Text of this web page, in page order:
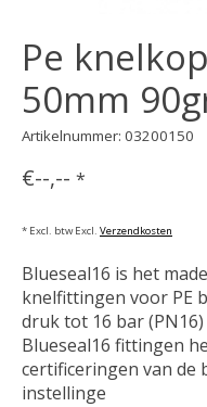
Pe
50mm
Artikelnummer: 03200150
€--,-- *
* Excl. btw Excl. Verzendkosten
Blueseal16 is het
knelfittingen voor PE
druk tot 16 bar
Blueseal16 fittingen
certificeringen van
instellinge